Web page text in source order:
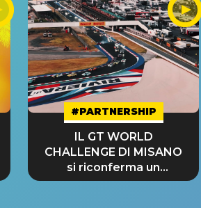
#PARTNERSHIP
IL GT WORLD
CHALLENGE DI MISANO
si riconferma un
GRANDE SUCCESSO!